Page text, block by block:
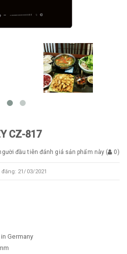
CZ-817
đầu tiên đánh giá sản phẩm này ( 0)
đăng: 21/03/2021
Germany